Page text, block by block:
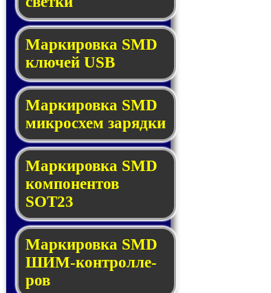
Маркировка SMD
клю­чей USB
Маркировка SMD
мик­рос­хем за­ряд­ки
Маркировка SMD
ком­по­нен­тов
SOT23
Маркировка SMD
ШИМ-кон­трол­ле­
ров